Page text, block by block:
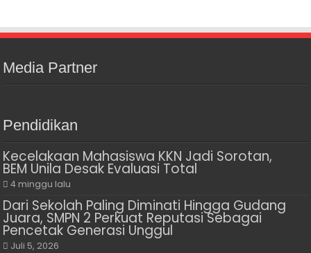
Media Partner
Pendidikan
Kecelakaan Mahasiswa KKN Jadi Sorotan,
BEM Unila Desak Evaluasi Total
4 minggu lalu
Dari Sekolah Paling Diminati Hingga Gudang
Juara, SMPN 2 Perkuat Reputasi Sebagai
Pencetak Generasi Unggul
Juli 5, 2026